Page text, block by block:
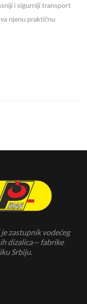
i sigurniji transport
njenu praktičnu
zastupnik vodećeg
dizalica— fabrike
Srbiju.